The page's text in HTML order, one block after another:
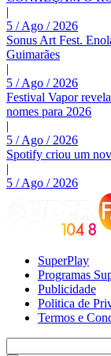
|
5 / Ago / 2026
Sonus Art Fest.
Guimarães
|
5 / Ago / 2026
Festival Vapor
nomes para 2026
|
5 / Ago / 2026
Spotify criou um
|
5 / Ago / 2026
SuperPlay
Programas
Publicidade
Politica de
Termos e